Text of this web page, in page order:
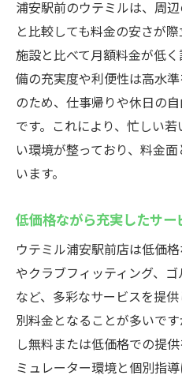
浦安駅前のウテミルは、周
と比較しても料金の安さが
施設と比べて月額料金が低
備の充実度や利便性は高水
のため、仕事帰りや休日の
です。これにより、忙しい
い環境が整っており、料金
います。
低価格ながら充実したサ
ウテミル浦安駅前店は低価
やクラブフィッティング、
など、多彩なサービスを提
別料金となることが多いで
し無料または低価格での提
ミュレーター環境と個別指